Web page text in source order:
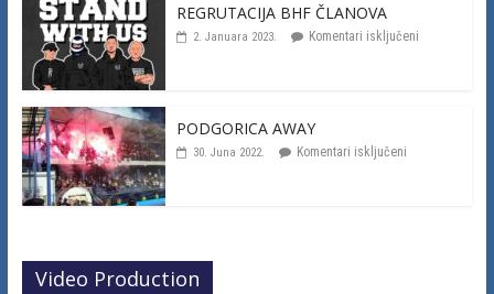
REGRUTACIJA BHF ČLANOVA
2. Januara 2023. Komentari isključeni
PODGORICA AWAY
30. Juna 2022. Komentari isključeni
Video Production